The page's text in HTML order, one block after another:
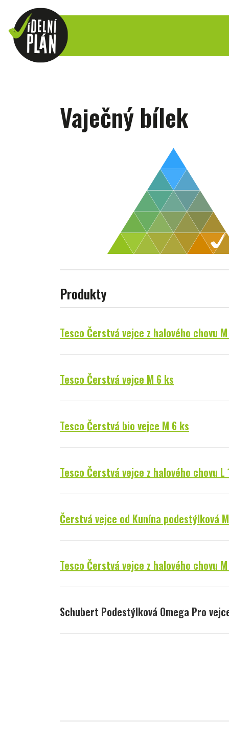
Vaječný bílek
Produkty
Tesco Čerstvá vejce z halového chovu
Tesco Čerstvá vejce M 6 ks
Tesco Čerstvá bio vejce M 6 ks
Tesco Čerstvá vejce z halového chovu L
Čerstvá vejce od Kunína podestýlková
Tesco Čerstvá vejce z halového chovu
Schubert Podestýlková Omega Pro